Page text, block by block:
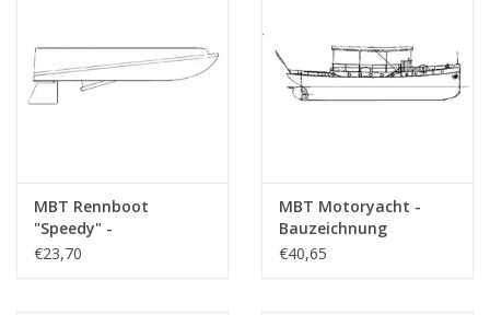
MBT Rennboot
"Speedy" -
Bauzeichnung
€23,70
MBT Motoryacht -
Bauzeichnung
Maßstab 1 : 25
€40,65